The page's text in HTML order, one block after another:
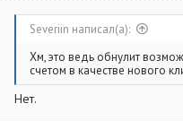
Severiin написал(а):
Хм, это ведь обнулит
счетом в качестве нового
Нет.